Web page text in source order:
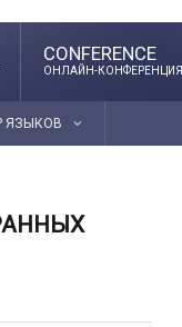
CONFERENCE
ОНЛАЙН-КОНФЕРЕНЦИЯ
ЯЗЫКОВ